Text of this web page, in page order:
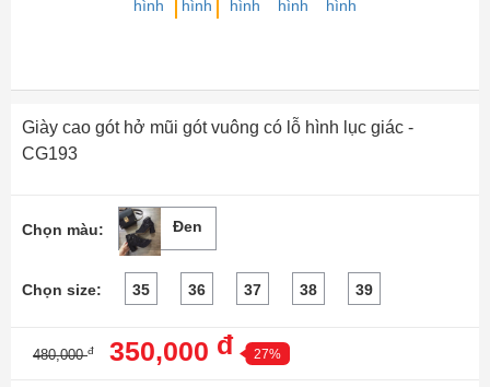
Giày cao gót hở mũi gót vuông có lỗ hình lục giác -
CG193
Chọn màu: Đen
Chọn size: 35 36 37 38 39
480,000đ 350,000 đ 27%